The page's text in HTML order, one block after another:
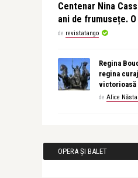
Centenar Nina
ani de frumusețe.
de revistatango
Regina
regina
victorioasă
de Alice
OPERA ȘI BALET